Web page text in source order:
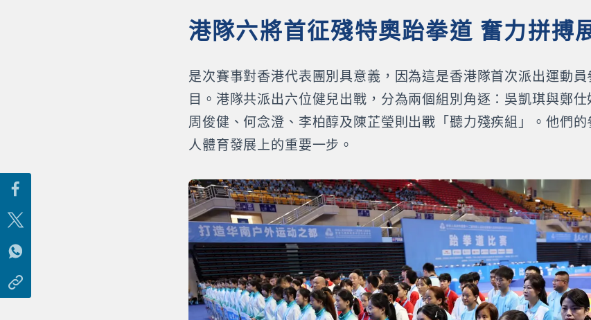
港隊六將首征殘特奧跆拳道 奮力拼搏
是次賽事對香港代表團別具意義，因為這是香港隊首次派出運動
目。港隊共派出六位健兒出戰，分為兩個組別角逐：吳凱琪與鄭仕
周俊健、何念澄、李柏醇及陳芷瑩則出戰「聽力殘疾組」。他們
人體育發展上的重要一步。